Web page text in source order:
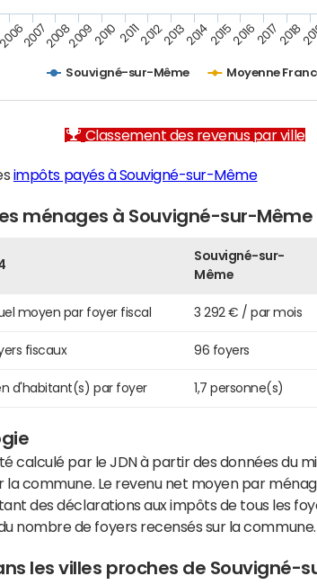
Souvigné-sur-Même Moyenne
2007200820092010 20112012201320142015201620172018
Classement des revenus par ville
impôts payés à Souvigné-sur-Même
ménages à Souvigné-sur-Même
Souvigné-sur-
Même
moyen par foyer fiscal 3 292 € / par mois
fiscaux 96 foyers
d'habitant(s) par foyer 1,7 personne(s)
calculé par le JDN à partir des données du
la commune. Le revenu net moyen par
des déclarations aux impôts de tous les
nombre de foyers recensés sur la commune.
les villes proches de Souvigné-